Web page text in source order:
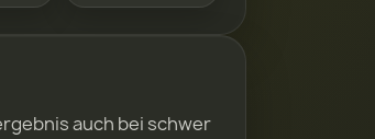
auch bei schwer